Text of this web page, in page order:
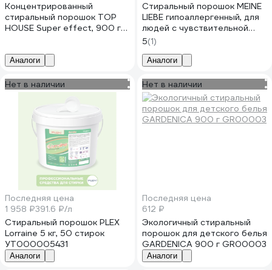
Концентрированный
стиральный порошок TOP
HOUSE Super effect, 900 г
Аналоги
Стиральный порошок MEINE
LIEBE гипоаллергенный, для
людей с чувствительной
кожей, 1 кг ML31200
5(1)
Аналоги
Нет в наличии
Последняя цена
1 958 ₽391.6 ₽/л
Стиральный порошок PLEX
Lorraine 5 кг, 50 стирок
УТ000005431
Аналоги
Нет в наличии
Последняя цена
612 ₽
Экологичный стиральный
порошок для детского белья
GARDENICA 900 г GR00003
Аналоги